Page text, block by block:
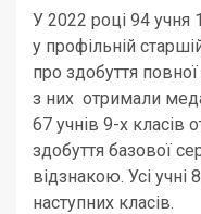
У 2022 році 94 учня
у профільній
про здобуття
з них отримали
67 учнів 9-х класів
здобуття базової
відзнакою. Усі учні
наступних класів.